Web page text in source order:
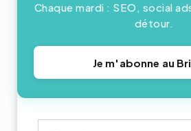
Chaque mardi : SEO, social
détour.
Je m'abonne au